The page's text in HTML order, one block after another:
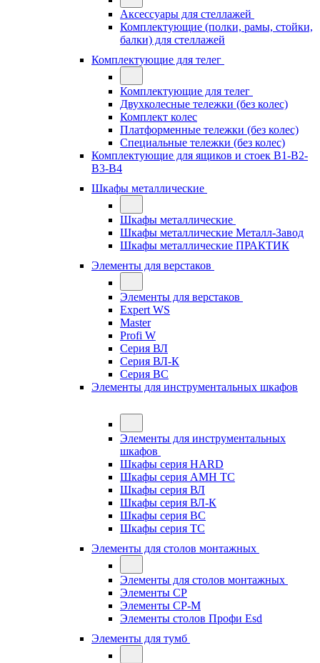
Аксессуары для стеллажей
Комплектующие (полки, рамы, стойки,
балки) для стеллажей
Комплектующие для телег
Комплектующие для телег
Двухколесные тележки (без колес)
Комплект колес
Платформенные тележки (без колес)
Специальные тележки (без колес)
Комплектующие для ящиков и стоек В1-В2-
В3-В4
Шкафы металлические
Шкафы металлические
Шкафы металлические Металл-Завод
Шкафы металлические ПРАКТИК
Элементы для верстаков
Элементы для верстаков
Expert WS
Master
Profi W
Серия ВЛ
Серия ВЛ-К
Серия ВС
Элементы для инструментальных шкафов
Элементы для инструментальных
шкафов
Шкафы серия HARD
Шкафы серия АМН ТС
Шкафы серия ВЛ
Шкафы серия ВЛ-К
Шкафы серия ВС
Шкафы серия ТС
Элементы для столов монтажных
Элементы для столов монтажных
Элементы СР
Элементы СР-М
Элементы столов Профи Esd
Элементы для тумб